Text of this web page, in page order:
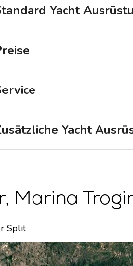
Yacht
Yacht
Marina
Split
Fragen
Motorkatamarane